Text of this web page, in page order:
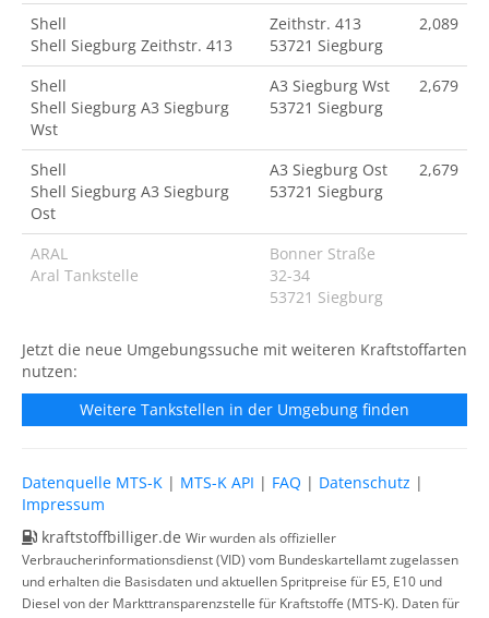
Shell
Shell Siegburg Zeithstr. 413
Zeithstr. 413
53721 Siegburg
2,089
Shell
Shell Siegburg A3 Siegburg
Wst
A3 Siegburg Wst
53721 Siegburg
2,679
Shell
Shell Siegburg A3 Siegburg
Ost
A3 Siegburg Ost
53721 Siegburg
2,679
ARAL
Aral Tankstelle
Bonner Straße
32-34
53721 Siegburg
Jetzt die neue Umgebungssuche mit weiteren Kraftstoffarten
nutzen:
Weitere Tankstellen in der Umgebung finden
Datenquelle MTS-K | MTS-K API | FAQ | Datenschutz |
Impressum
kraftstoffbilliger.de Wir wurden als offizieller
Verbraucherinformationsdienst (VID) vom Bundeskartellamt zugelassen
und erhalten die Basisdaten und aktuellen Spritpreise für E5, E10 und
Diesel von der Markttransparenzstelle für Kraftstoffe (MTS-K). Daten für